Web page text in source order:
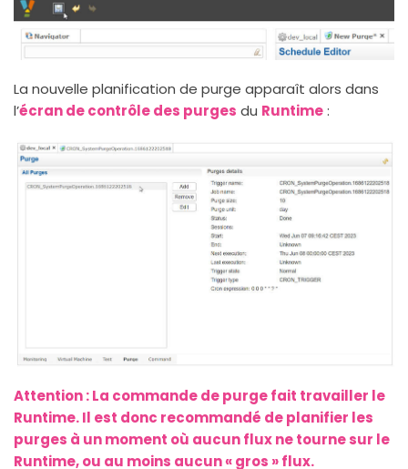
La nouvelle planification de purge apparaît alors dans
l’écran de contrôle des purges du Runtime:
Attention : La commande de purge fait travailler le
Runtime. Il est donc recommandé de planifier les
purges à un moment où aucun flux ne tourne sur le
Runtime, ou au moins aucun « gros » flux.